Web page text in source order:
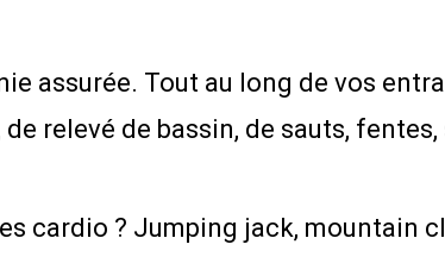
assurée. Tout au long de vos
relevé de bassin, de sauts,
cardio ? Jumping jack, mountain